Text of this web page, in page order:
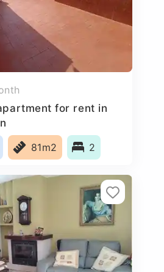
for rent in
81m2 2